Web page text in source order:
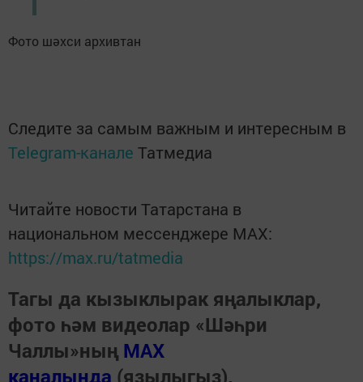
Фото шәхси архивтан
Следите за самым важным и интересным в
Telegram-канале Татмедиа
Читайте новости Татарстана в
национальном мессенджере MАХ:
https://max.ru/tatmedia
Тагы да кызыклырак яңалыклар,
фото һәм видеолар «Шәһри
Чаллы»ның MAX
каналында (язылыгыз).